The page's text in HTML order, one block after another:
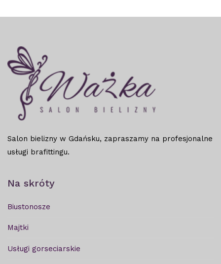
Salon bielizny w Gdańsku, zapraszamy na profesjonalne
usługi brafittingu.
Na skróty
Biustonosze
Majtki
Usługi gorseciarskie